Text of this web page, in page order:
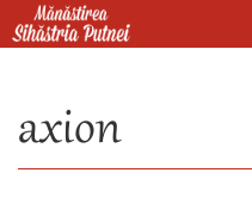
Mergi la conţinutul principal
axion